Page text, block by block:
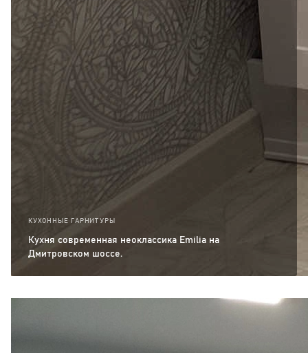
КУХОННЫЕ ГАРНИТУРЫ
Кухня современная неоклассика Emilia на
Дмитровском шоссе.